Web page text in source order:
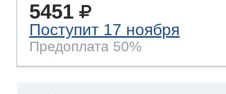
5451
Поступит 17 ноября
Предоплата 50%